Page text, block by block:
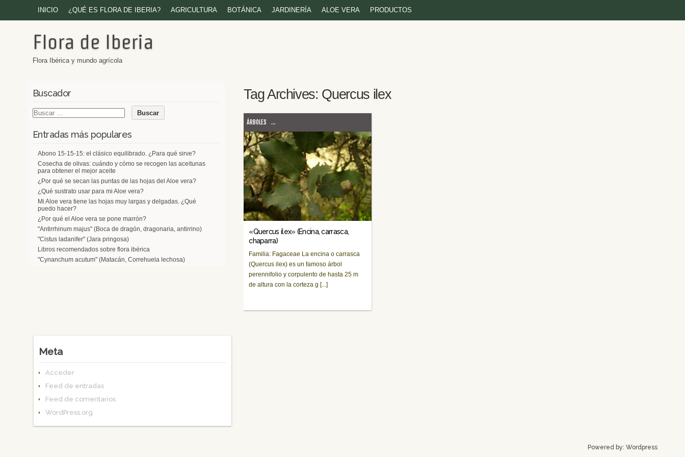
INICIO ¿QUÉ ES FLORA DE IBERIA? AGRICULTURA BOTÁNICA JARDINERÍA ALOE VERA PRODUCTOS
Flora de Iberia
Flora Ibérica y mundo agrícola
Tag Archives: Quercus ilex
ÁRBOLES ...
«Quercus ilex» (Encina, carrasca,
chaparra)
Familia: Fagaceae La encina o carrasca
(Quercus ilex) es un famoso árbol
perennifolio y corpulento de hasta 25 m
de altura con la corteza g [...]
Buscador
Entradas más populares
Abono 15-15-15: el clásico equilibrado. ¿Para qué sirve?
Cosecha de olivas: cuándo y cómo se recogen las aceitunas
para obtener el mejor aceite
¿Por qué se secan las puntas de las hojas del Aloe vera?
¿Qué sustrato usar para mi Aloe vera?
Mi Aloe vera tiene las hojas muy largas y delgadas. ¿Qué
puedo hacer?
¿Por qué el Aloe vera se pone marrón?
"Antirrhinum majus" (Boca de dragón, dragonaria, antirrino)
"Cistus ladanifer" (Jara pringosa)
Libros recomendados sobre flora ibérica
"Cynanchum acutum" (Matacán, Correhuela lechosa)
Meta
Acceder
Feed de entradas
Feed de comentarios
WordPress.org
Powered by:Wordpress